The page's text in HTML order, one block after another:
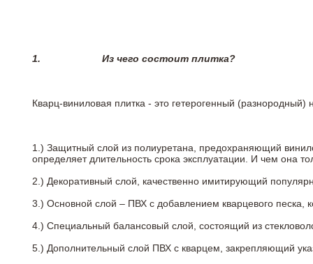
1. Из чего состоит плитка?
Кварц-виниловая плитка - это гетерогенный
1.) Защитный слой из полиуретана, предохраняющий
определяет длительность срока эксплуатации. И чем она
2.) Декоративный слой, качественно имитирующий
3.) Основной слой – ПВХ с добавлением кварцевого песка,
4.) Специальный балансовый слой, состоящий из
5.) Дополнительный слой ПВХ с кварцем, закрепляющий